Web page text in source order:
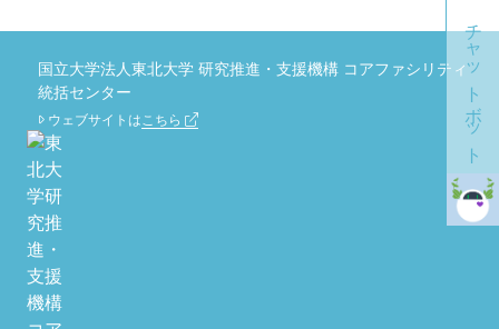
チャットボット
国立大学法人東北大学 研究推進・支援機構 コアファシリティ
統括センター
ウェブサイトはこちら